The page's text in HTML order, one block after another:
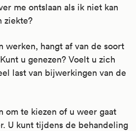
me ontslaan als ik niet kan
ziekte?
werken, hangt af van de soort
u genezen? Voelt u zich
last van bijwerkingen van de
om te kiezen of u weer gaat
U kunt tijdens de behandeling